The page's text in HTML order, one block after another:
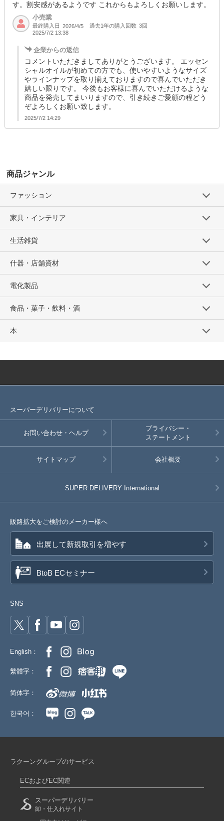
す。割安感があるようです これからもよろしくお願いします。
小売業
最終購入日 2026/4/5 過去1年の購入回数 3回
2025/7/2 13:38
企業からの返信
コメントいただきましてありがとうございます。 エッセン
シャルオイルが初めての方でも、使いやすいようなサイズ
やラインナップを取り揃えておりますので喜んでいただき
嬉しい限りです。 今後もお客様に喜んでいただけるような
商品を発売してまいりますので、引き続きご愛顧の程どう
ぞよろしくお願い致します。
2025/7/2 14:29
商品ジャンル
ファッション
家具・インテリア
生活雑貨
什器・店舗資材
電化製品
食品・菓子・飲料・酒
本
スーパーデリバリーについて
お問い合わせ・ヘルプ
プライバシー・
ステートメント
サイトマップ 会社概要
SUPER DELIVERY International
販路拡大をご検討のメーカー様へ
出展して新規取引を増やす
BtoB ECセミナー
SNS
English：
繁體字：
简体字：
한국어：
ラクーングループのサービス
ECおよびEC関連
スーパーデリバリー
卸・仕入れサイト